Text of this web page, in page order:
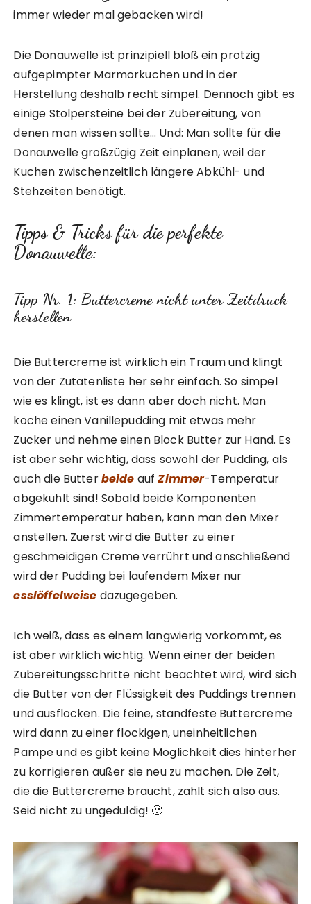
immer wieder mal gebacken wird!
Die Donauwelle ist prinzipiell bloß ein protzig
aufgepimpter Marmorkuchen und in der
Herstellung deshalb recht simpel. Dennoch gibt es
einige Stolpersteine bei der Zubereitung, von
denen man wissen sollte… Und: Man sollte für die
Donauwelle großzügig Zeit einplanen, weil der
Kuchen zwischenzeitlich längere Abkühl- und
Stehzeiten benötigt.
Tipps & Tricks für die perfekte
Donauwelle:
Tipp Nr. 1: Buttercreme nicht unter Zeitdruck
herstellen
Die Buttercreme ist wirklich ein Traum und klingt
von der Zutatenliste her sehr einfach. So simpel
wie es klingt, ist es dann aber doch nicht. Man
koche einen Vanillepudding mit etwas mehr
Zucker und nehme einen Block Butter zur Hand. Es
ist aber sehr wichtig, dass sowohl der Pudding, als
auch die Butterbeide aufZimmer-Temperatur
abgekühlt sind! Sobald beide Komponenten
Zimmertemperatur haben, kann man den Mixer
anstellen. Zuerst wird die Butter zu einer
geschmeidigen Creme verrührt und anschließend
wird der Pudding bei laufendem Mixer nur
esslöffelweise dazugegeben.
Ich weiß, dass es einem langwierig vorkommt, es
ist aber wirklich wichtig. Wenn einer der beiden
Zubereitungsschritte nicht beachtet wird, wird sich
die Butter von der Flüssigkeit des Puddings trennen
und ausflocken. Die feine, standfeste Buttercreme
wird dann zu einer flockigen, uneinheitlichen
Pampe und es gibt keine Möglichkeit dies hinterher
zu korrigieren außer sie neu zu machen. Die Zeit,
die die Buttercreme braucht, zahlt sich also aus.
Seid nicht zu ungeduldig! 🙂